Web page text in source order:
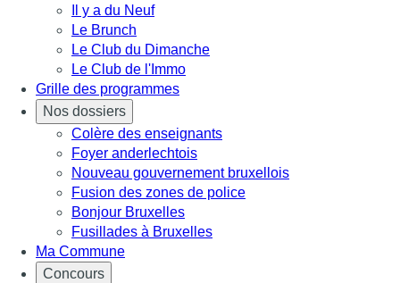
Il y a du Neuf
Le Brunch
Le Club du Dimanche
Le Club de l'Immo
Grille des programmes
Nos dossiers
Colère des enseignants
Foyer anderlechtois
Nouveau gouvernement bruxellois
Fusion des zones de police
Bonjour Bruxelles
Fusillades à Bruxelles
Ma Commune
Concours